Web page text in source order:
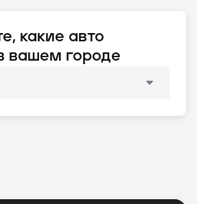
какие авто
вашем городе